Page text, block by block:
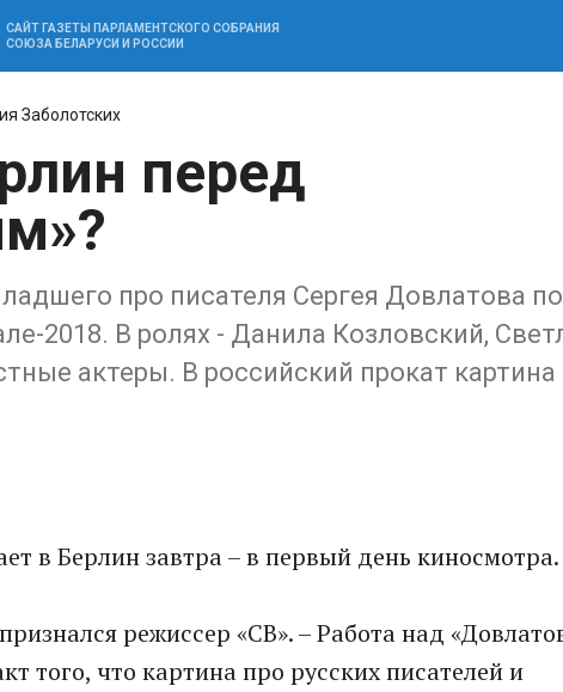
САЙТ ГАЗЕТЫ ПАРЛАМЕНТСКОГО СОБРАНИЯ
СОЮЗА БЕЛАРУСИ И РОССИИ
Заболотских
перед
про писателя Сергея Довлатова
2018. В ролях - Данила Козловский,
актеры. В российский прокат картина
в Берлин завтра – в первый день киносмотра.
режиссер «СВ». – Работа над
того, что картина про русских писателей и